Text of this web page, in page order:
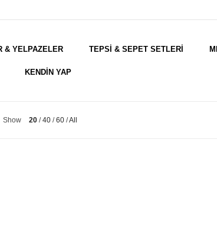
& YELPAZELER TEPSİ & SEPET SETLERİ
KENDİN YAP
Show 20 40 60 All